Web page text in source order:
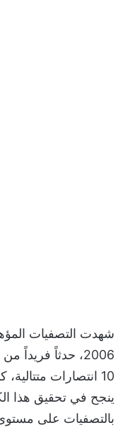
شهدت التصفيات
2006، حدثاً
10 انتصارات
ينجح في تحقيق هذا
بالتصفيات على مستوى